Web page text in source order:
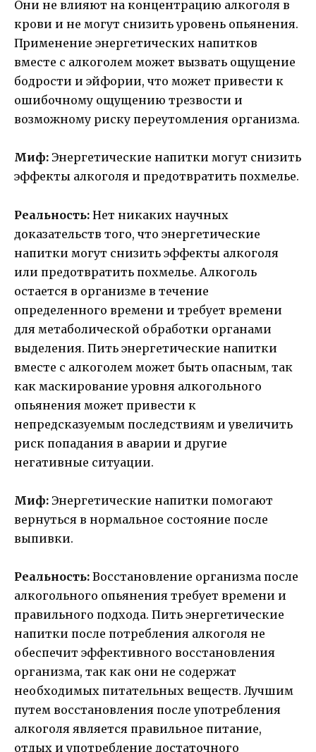
Они не влияют на концентрацию алкоголя в
крови и не могут снизить уровень опьянения.
Применение энергетических напитков
вместе с алкоголем может вызвать ощущение
бодрости и эйфории, что может привести к
ошибочному ощущению трезвости и
возможному риску переутомления организма.
Миф: Энергетические напитки могут снизить
эффекты алкоголя и предотвратить похмелье.
Реальность: Нет никаких научных
доказательств того, что энергетические
напитки могут снизить эффекты алкоголя
или предотвратить похмелье. Алкоголь
остается в организме в течение
определенного времени и требует времени
для метаболической обработки органами
выделения. Пить энергетические напитки
вместе с алкоголем может быть опасным, так
как маскирование уровня алкогольного
опьянения может привести к
непредсказуемым последствиям и увеличить
риск попадания в аварии и другие
негативные ситуации.
Миф: Энергетические напитки помогают
вернуться в нормальное состояние после
выпивки.
Реальность: Восстановление организма после
алкогольного опьянения требует времени и
правильного подхода. Пить энергетические
напитки после потребления алкоголя не
обеспечит эффективного восстановления
организма, так как они не содержат
необходимых питательных веществ. Лучшим
путем восстановления после употребления
алкоголя является правильное питание,
отдых и употребление достаточного